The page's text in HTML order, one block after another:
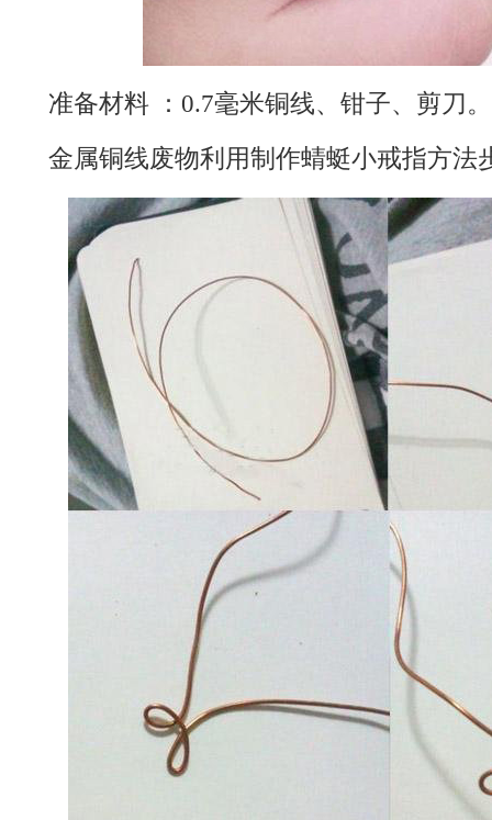
准备材料 ：0.7毫米铜线、钳子、剪刀。
金属铜线废物利用制作蜻蜓小戒指方法